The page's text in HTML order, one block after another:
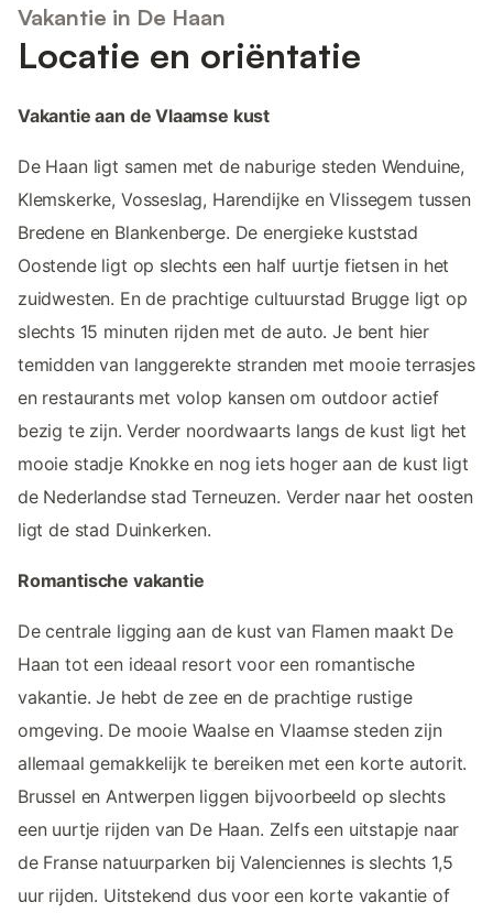
Vakantie in De Haan
Locatie en oriëntatie
Vakantie aan de Vlaamse kust
De Haan ligt samen met de naburige steden Wenduine,
Klemskerke, Vosseslag, Harendijke en Vlissegem tussen
Bredene en Blankenberge. De energieke kuststad
Oostende ligt op slechts een half uurtje fietsen in het
zuidwesten. En de prachtige cultuurstad Brugge ligt op
slechts 15 minuten rijden met de auto. Je bent hier
temidden van langgerekte stranden met mooie terrasjes
en restaurants met volop kansen om outdoor actief
bezig te zijn. Verder noordwaarts langs de kust ligt het
mooie stadje Knokke en nog iets hoger aan de kust ligt
de Nederlandse stad Terneuzen. Verder naar het oosten
ligt de stad Duinkerken.
Romantische vakantie
De centrale ligging aan de kust van Flamen maakt De
Haan tot een ideaal resort voor een romantische
vakantie. Je hebt de zee en de prachtige rustige
omgeving. De mooie Waalse en Vlaamse steden zijn
allemaal gemakkelijk te bereiken met een korte autorit.
Brussel en Antwerpen liggen bijvoorbeeld op slechts
een uurtje rijden van De Haan. Zelfs een uitstapje naar
de Franse natuurparken bij Valenciennes is slechts 1,5
uur rijden. Uitstekend dus voor een korte vakantie of